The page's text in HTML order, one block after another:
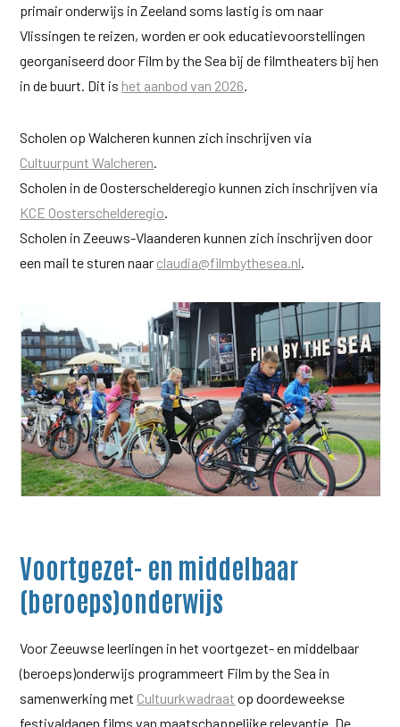
primair onderwijs in Zeeland soms lastig is om naar
Vlissingen te reizen, worden er ook educatievoorstellingen
georganiseerd door Film by the Sea bij de filmtheaters bij hen
in de buurt. Dit is het aanbod van 2026
Scholen op Walcheren kunnen zich inschrijven via
Cultuurpunt Walcheren
Scholen in de Oosterschelderegio kunnen zich inschrijven via
KCE Oosterschelderegio
Scholen in Zeeuws-Vlaanderen kunnen zich inschrijven door
een mail te sturen naar claudia@filmbythesea.nl
Voortgezet- en middelbaar
(beroeps)onderwijs
Voor Zeeuwse leerlingen in het voortgezet- en middelbaar
(beroeps)onderwijs programmeert Film by the Sea in
samenwerking met Cultuurkwadraat op doordeweekse
festivaldagen films van maatschappelijke relevantie. De